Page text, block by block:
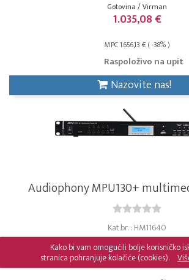
Gotovina / Virman
1.035,08 €
MPC 1.656,13 € ( -38% )
Raspoloživo na upit
Nazovite nas!
Audiophony MPU130+
Kat.br. : HM11640
Gotovina / Virman
539,10 €
Kako bi vam omogućili bolje korisničko
stranica pohranjuje kolačiće (cookies).